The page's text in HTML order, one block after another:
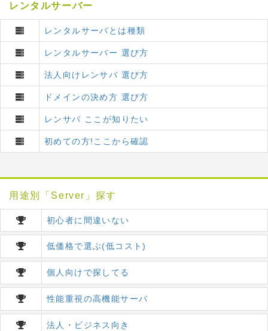
レンタルサーバー
レンタルサーバとは種類
レンタルサーバー 選び方
法人向けレンサバ 選び方
ドメインの決め方 選び方
レンサバ ここが知りたい
初めての方!ここから確認
用途別「Server」探す
初心者に間違いない
低価格で選ぶ(低コスト)
個人向けで探してる
性能重視の高機能サーバ
法人・ビジネス向き